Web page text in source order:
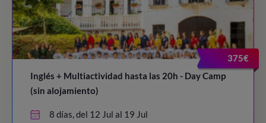
375€
Inglés + Multiactividad hasta las 20h - Day Camp
(sin alojamiento)
8 días, del 12 Jul al 19 Jul